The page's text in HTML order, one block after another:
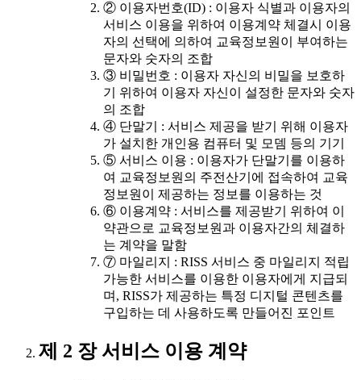
② 이용자번호(ID) : 이용자 식별과 이용자의
서비스 이용을 위하여 이용계약 체결시 이용
자의 선택에 의하여 교육정보원이 부여하는
문자와 숫자의 조합
③ 비밀번호 : 이용자 자신의 비밀을 보호하
기 위하여 이용자 자신이 설정한 문자와 숫자
의 조합
④ 단말기 : 서비스 제공을 받기 위해 이용자
가 설치한 개인용 컴퓨터 및 모뎀 등의 기기
⑤ 서비스 이용 : 이용자가 단말기를 이용하
여 교육정보원의 주전산기에 접속하여 교육
정보원이 제공하는 정보를 이용하는 것
⑥ 이용계약 : 서비스를 제공받기 위하여 이
약관으로 교육정보원과 이용자간의 체결하
는 계약을 말함
⑦ 마일리지 : RISS 서비스 중 마일리지 적립
가능한 서비스를 이용한 이용자에게 지급되
며, RISS가 제공하는 특정 디지털 콘텐츠를
구입하는 데 사용하도록 만들어진 포인트
제 2 장 서비스 이용 계약